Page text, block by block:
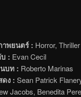
าพยนตร์ : Horror, Thriller
: Evan Cecil
บท : Roberto Marinas
ง : Sean Patrick
Jacobs, Benedita